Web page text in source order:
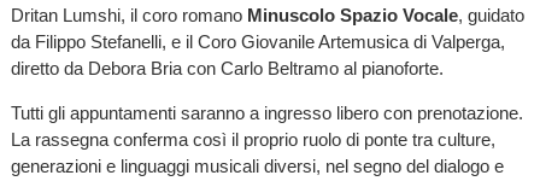
Dritan Lumshi, il coro romano Minuscolo Spazio Vocale, guidato
da Filippo Stefanelli, e il Coro Giovanile Artemusica di Valperga,
diretto da Debora Bria con Carlo Beltramo al pianoforte.
Tutti gli appuntamenti saranno a ingresso libero con prenotazione.
La rassegna conferma così il proprio ruolo di ponte tra culture,
generazioni e linguaggi musicali diversi, nel segno del dialogo e